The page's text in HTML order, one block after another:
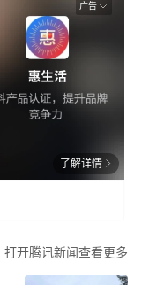
广告
了解详情
打开腾讯新闻查看更多